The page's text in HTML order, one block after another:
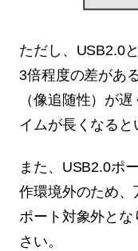
ただし、USB2.0
3倍程度の差があ
（像追随性）が
イムが長くなると
また、USB2.0ポ
作環境外のため
ポート対象外と
さい。